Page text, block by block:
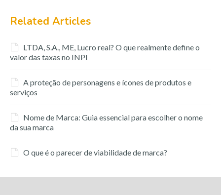
Related Articles
LTDA, S.A., ME, Lucro real? O que realmente define o
valor das taxas no INPI
A proteção de personagens e ícones de produtos e
serviços
Nome de Marca: Guia essencial para escolher o nome
da sua marca
O que é o parecer de viabilidade de marca?